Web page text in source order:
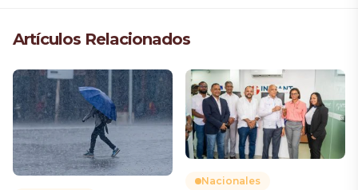
Artículos Relacionados
Nacionales